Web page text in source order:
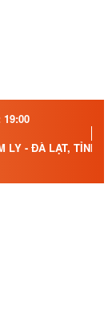
LY - ĐÀ LẠT, TỈNH